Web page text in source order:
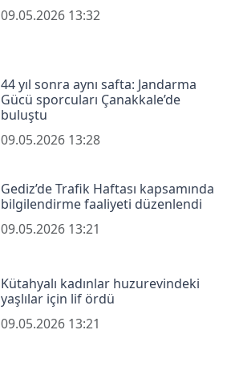
09.05.2026 13:32
44 yıl sonra aynı safta: Jandarma
Gücü sporcuları Çanakkale’de
buluştu
09.05.2026 13:28
Gediz’de Trafik Haftası kapsamında
bilgilendirme faaliyeti düzenlendi
09.05.2026 13:21
Kütahyalı kadınlar huzurevindeki
yaşlılar için lif ördü
09.05.2026 13:21